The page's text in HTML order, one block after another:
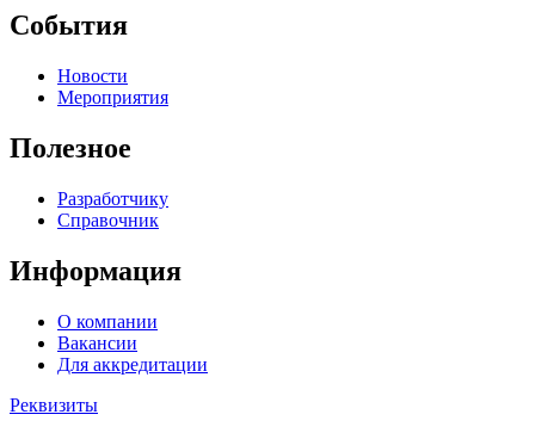
События
Новости
Мероприятия
Полезное
Разработчику
Справочник
Информация
О компании
Вакансии
Для аккредитации
Реквизиты